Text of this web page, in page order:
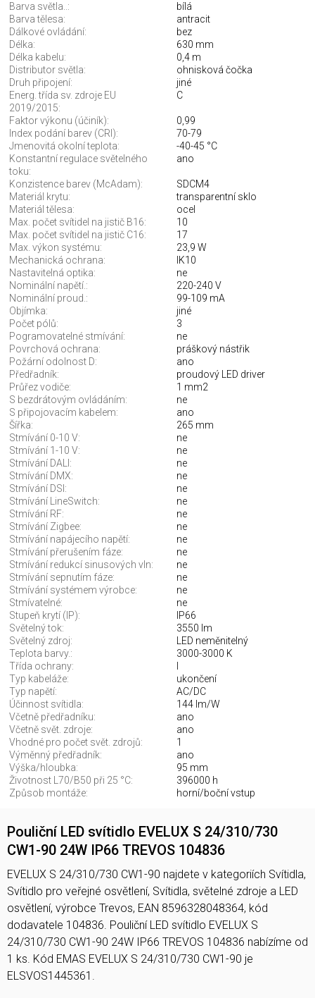
Barva světla..:
bílá
Barva tělesa:
antracit
Dálkové ovládání:
bez
Délka:
630 mm
Délka kabelu:
0,4 m
Distributor světla:
ohnisková čočka
Druh připojení:
jiné
Energ. třída sv. zdroje EU
2019/2015:
C
Faktor výkonu (účiník):
0,99
Index podání barev (CRI):
70-79
Jmenovitá okolní teplota:
-40-45 °C
Konstantní regulace světelného
toku:
ano
Konzistence barev (McAdam):
SDCM4
Materiál krytu:
transparentní sklo
Materiál tělesa:
ocel
Max. počet svítidel na jistič B16:
10
Max. počet svítidel na jistič C16:
17
Max. výkon systému:
23,9 W
Mechanická ochrana:
IK10
Nastavitelná optika:
ne
Nominální napětí.:
220-240 V
Nominální proud.:
99-109 mA
Objímka:
jiné
Počet pólů:
3
Pogramovatelné stmívání:
ne
Povrchová ochrana:
práškový nástřik
Požární odolnost D:
ano
Předřadník:
proudový LED driver
Průřez vodiče:
1 mm2
S bezdrátovým ovládáním:
ne
S připojovacím kabelem:
ano
Šířka:
265 mm
Stmívání 0-10 V:
ne
Stmívání 1-10 V:
ne
Stmívání DALI:
ne
Stmívání DMX:
ne
Stmívání DSI:
ne
Stmívání LineSwitch:
ne
Stmívání RF:
ne
Stmívání Zigbee:
ne
Stmívání napájecího napětí:
ne
Stmívání přerušením fáze:
ne
Stmívání redukcí sinusových vln:
ne
Stmívání sepnutím fáze:
ne
Stmívání systémem výrobce:
ne
Stmívatelné:
ne
Stupeň krytí (IP):
IP66
Světelný tok:
3550 lm
Světelný zdroj:
LED neměnitelný
Teplota barvy.:
3000-3000 K
Třída ochrany:
Typ kabeláže:
ukončení
Typ napětí:
AC/DC
Účinnost svítidla:
144 lm/W
Včetně předřadníku:
ano
Včetně svět. zdroje:
ano
Vhodné pro počet svět. zdrojů:
1
Výměnný předřadník:
ano
Výška/hloubka:
95 mm
Životnost L70/B50 při 25 °C:
396000 h
Způsob montáže:
horní/boční vstup
Pouliční LED svítidlo EVELUX S 24/310/730
CW1-90 24W IP66 TREVOS 104836
EVELUX S 24/310/730 CW1-90 najdete v kategoriích Svítidla,
Svítidlo pro veřejné osvětlení, Svítidla, světelné zdroje a LED
osvětlení, výrobce Trevos, EAN 8596328048364, kód
dodavatele 104836. Pouliční LED svítidlo EVELUX S
24/310/730 CW1-90 24W IP66 TREVOS 104836 nabízíme od
1 ks. Kód EMAS EVELUX S 24/310/730 CW1-90 je
ELSVOS1445361.